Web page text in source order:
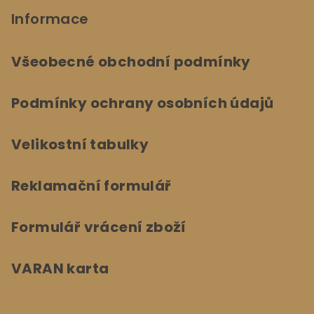
Informace
Všeobecné obchodní podmínky
Podmínky ochrany osobních údajů
Velikostní tabulky
Reklamační formulář
Formulář vrácení zboží
VARAN karta